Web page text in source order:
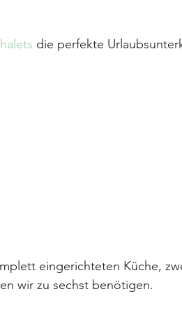
die perfekte
eingerichteten Küche,
wir zu sechst benötigen.